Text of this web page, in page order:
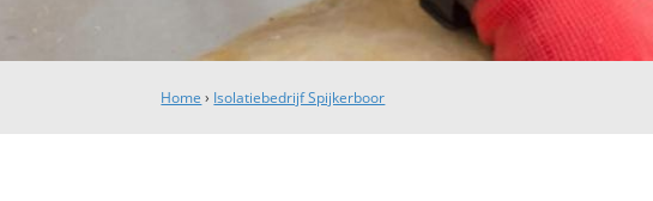
Home › Isolatiebedrijf Spijkerboor